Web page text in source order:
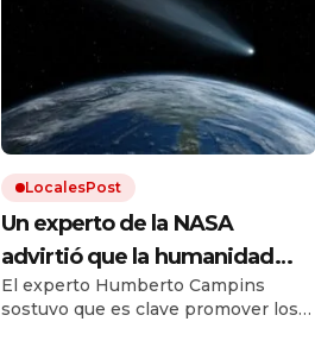
LocalesPost
Un experto de la NASA
advirtió que la humanidad
debe prepararse para el
impacto de un asteroide:
El experto Humberto Campins
sostuvo que es clave promover los